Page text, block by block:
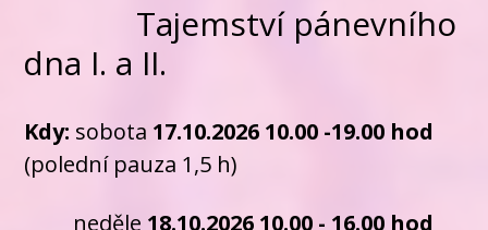
Tajemství pánevního
dna I. a II.
Kdy: sobota 17.10.2026 10.00 -19.00 hod
(polední pauza 1,5 h)
neděle 18.10.2026 10.00 - 16.00 hod